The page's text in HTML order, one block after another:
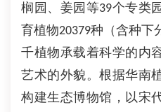
榈园、姜园等39个专类
育植物20379种（含种下
千植物承载着科学的内
艺术的外貌。 根据华南
构建生态博物馆， 以宋